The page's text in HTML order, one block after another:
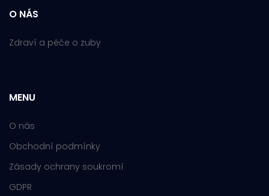
O NÁS
Zdraví a péče o zuby
MENU
O nás
Obchodní podmínky
Zásady ochrany soukromí
GDPR